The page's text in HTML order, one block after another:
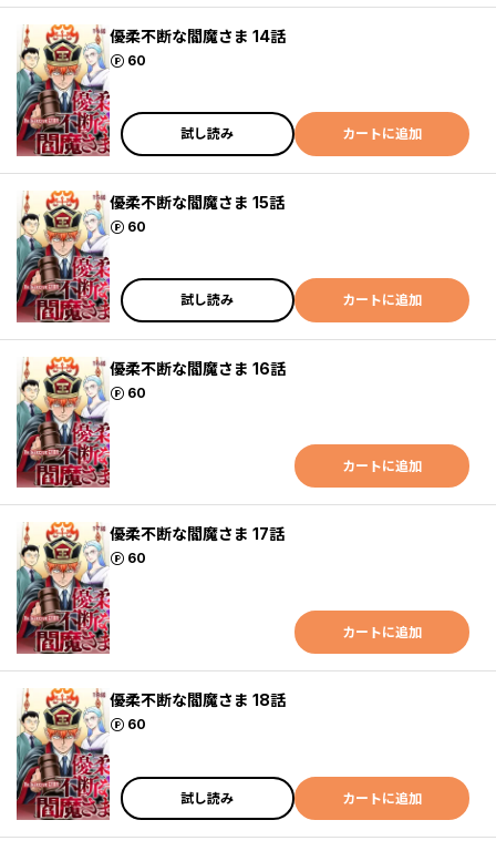
優柔不断な閻魔さま 14話
60
ポイント
試し読み カートに追加
優柔不断な閻魔さま 15話
60
ポイント
試し読み カートに追加
優柔不断な閻魔さま 16話
60
ポイント
カートに追加
優柔不断な閻魔さま 17話
60
ポイント
カートに追加
優柔不断な閻魔さま 18話
60
ポイント
試し読み カートに追加